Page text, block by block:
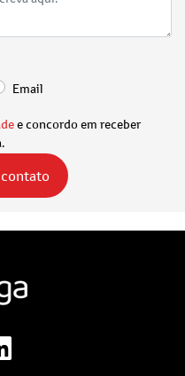
Email
e concordo em receber